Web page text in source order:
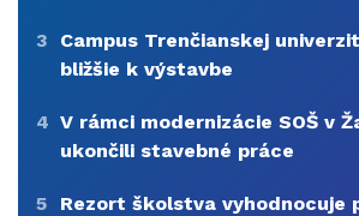
3
Campus Trenčianskej
bližšie k výstavbe
4 V rámci modernizácie SOŠ v
ukončili stavebné práce
5
Rezort školstva vyhodnocuje